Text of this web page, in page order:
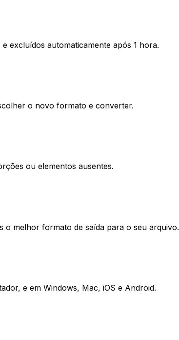
excluídos automaticamente após 1 hora.
o novo formato e converter.
ou elementos ausentes.
o melhor formato de saída para o seu arquivo.
e em Windows, Mac, iOS e Android.